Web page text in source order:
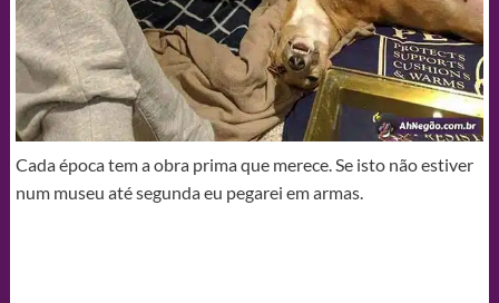
Cada época tem a obra prima que merece. Se isto não estiver
num museu até segunda eu pegarei em armas.